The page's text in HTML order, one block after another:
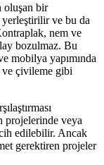
oluşan bir
ve bu da
nem ve
bozulmaz. Bu
mobilya yapımında
ve çivileme gibi
projelerinde veya
edilebilir. Ancak
gerektiren projeler